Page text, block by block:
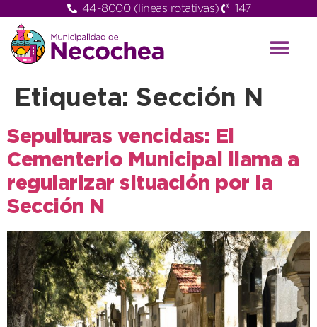
44-8000 (lineas rotativas) 147
Etiqueta: Sección N
Sepulturas vencidas: El
Cementerio Municipal llama a
regularizar situación por la
Sección N